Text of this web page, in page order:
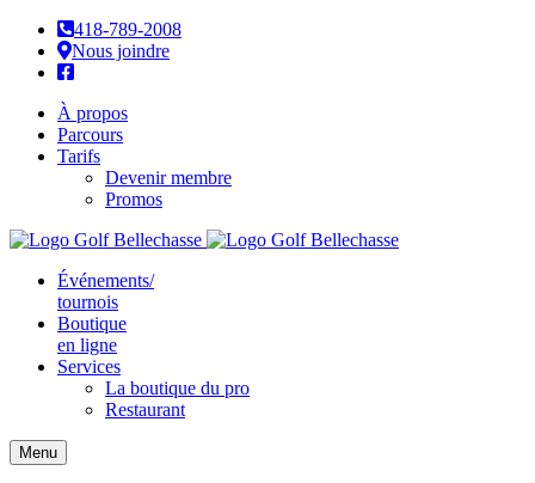
418-789-2008
Nous joindre
À propos
Parcours
Tarifs
Devenir membre
Promos
Événements/
tournois
Boutique
en ligne
Services
La boutique du pro
Restaurant
Menu